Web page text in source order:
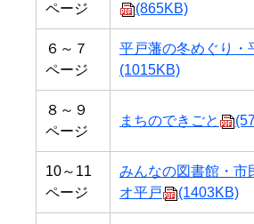
ページ
(865KB)
６～７
ページ
平戸藩の冬めぐり・
(1015KB)
８～９
ページ
まちのできごと
10～11
ページ
みんなの図書館・市
オ平戸
(1403KB)